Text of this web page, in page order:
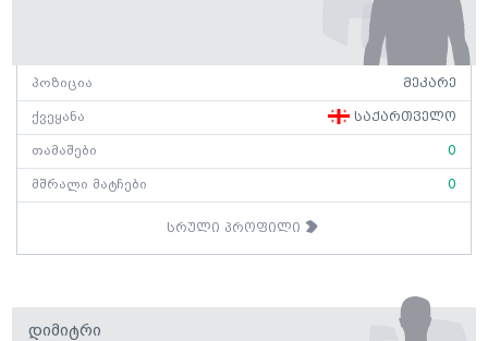
პოზიცია მეკარე
ქვეყანა საქართველო
თამაშები 0
მშრალი მატჩები 0
სრული პროფილი
Დიმიტრი